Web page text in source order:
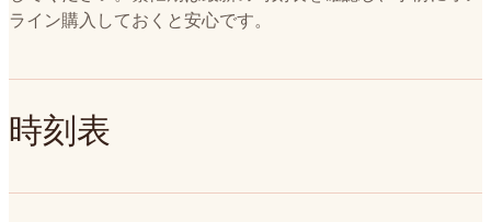
ライン購入しておくと安心です。
時刻表